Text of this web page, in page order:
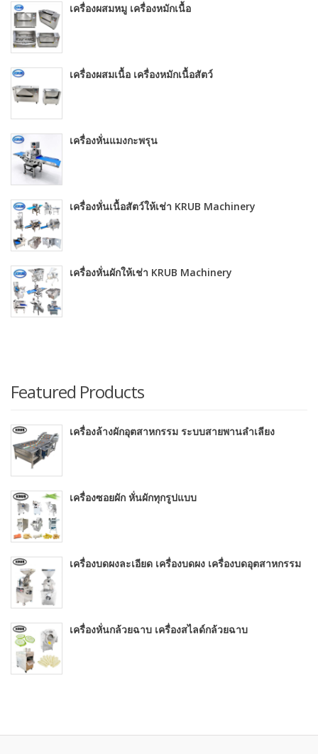
เครื่องผสมหมู เครื่องหมักเนื้อ
เครื่องผสมเนื้อ เครื่องหมักเนื้อสัตว์
เครื่องหั่นแมงกะพรุน
เครื่องหั่นเนื้อสัตว์ให้เช่า KRUB Machinery
เครื่องหั่นผักให้เช่า KRUB Machinery
Featured Products
เครื่องล้างผักอุตสาหกรรม ระบบสายพานลำเลียง
เครื่องซอยผัก หั่นผักทุกรูปแบบ
เครื่องบดผงละเอียด เครื่องบดผง เครื่องบดอุตสาหกรรม
เครื่องหั่นกล้วยฉาบ เครื่องสไลด์กล้วยฉาบ